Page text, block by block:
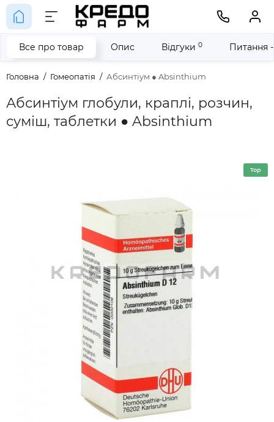
Головна Гомеопатія Абсинтіум ● Absinthium
Абсинтіум глобули, краплі, розчин,
суміш, таблетки ● Absinthium
Все про товар Опис Відгуки 0 Питання
Top